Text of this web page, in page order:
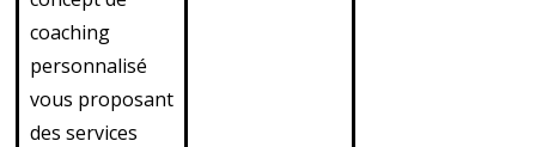
coaching
personnalisé
vous proposant
des services